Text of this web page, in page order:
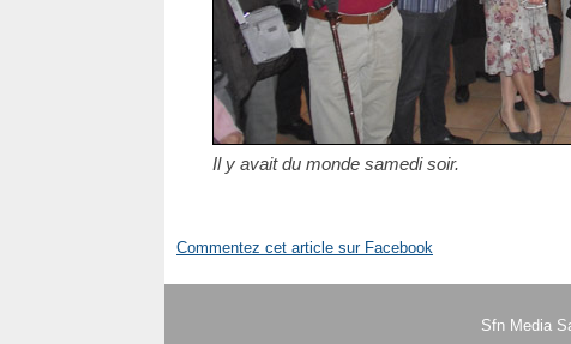
Il y avait du monde samedi soir.
Commentez cet article sur Facebook
Sfn Media